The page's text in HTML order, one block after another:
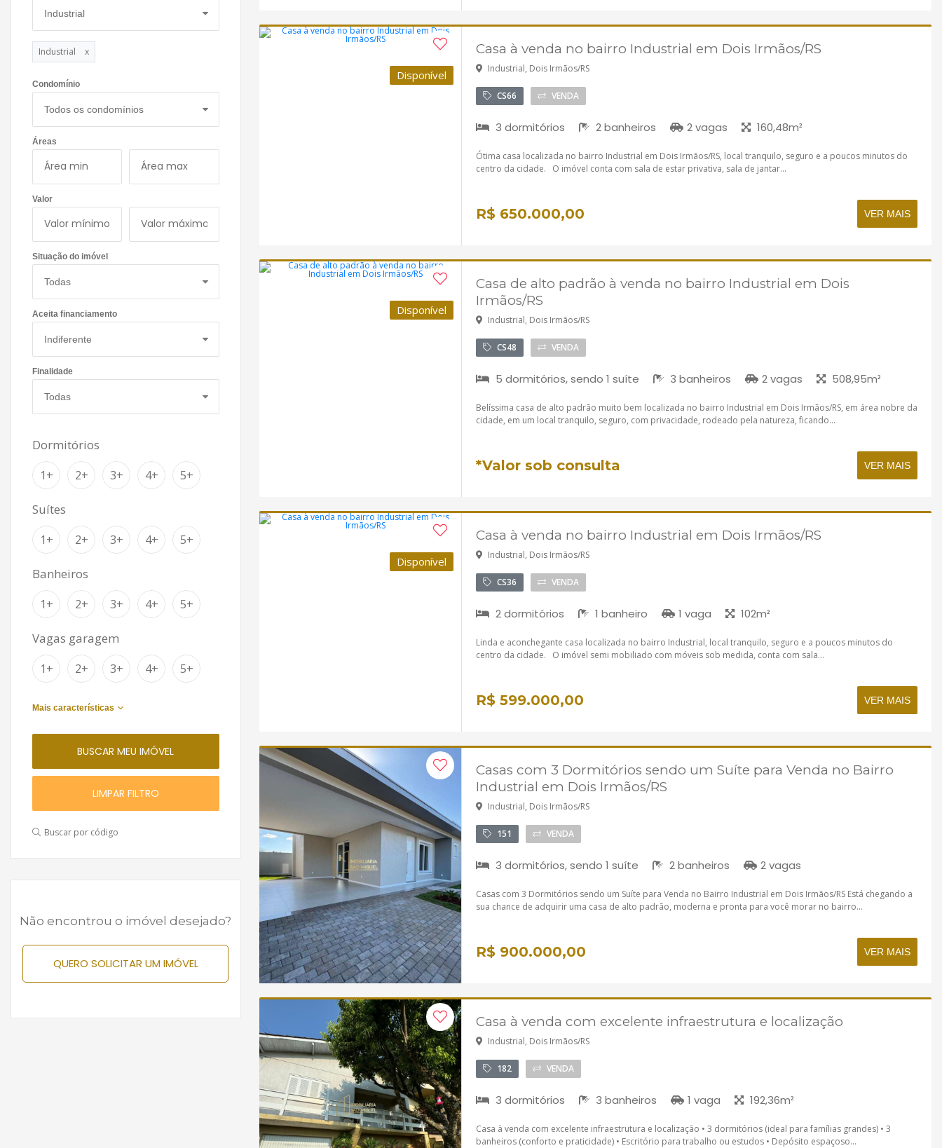
Industrial x
Condomínio
Áreas
Valor
Situação do imóvel
Aceita financiamento
Finalidade
Dormitórios
1+ 2+ 3+ 4+ 5+
Suítes
1+ 2+ 3+ 4+ 5+
Banheiros
1+ 2+ 3+ 4+ 5+
Vagas garagem
1+ 2+ 3+ 4+ 5+
Mais características
LIMPAR FILTRO
Buscar por código
Não encontrou o imóvel desejado?
QUERO SOLICITAR UM IMÓVEL
Disponível
Casa à venda no bairro Industrial em Dois Irmãos/RS
Industrial, Dois Irmãos/RS
CS66 VENDA
3 dormitórios 2 banheiros 2 vagas 160,48m²
Ótima casa localizada no bairro Industrial em Dois Irmãos/RS, local tranquilo, seguro e a poucos minutos do
centro da cidade. O imóvel conta com sala de estar privativa, sala de jantar...
R$ 650.000,00 VER MAIS
Disponível
Casa de alto padrão à venda no bairro Industrial em Dois
Irmãos/RS
Industrial, Dois Irmãos/RS
CS48 VENDA
5 dormitórios, sendo 1 suíte 3 banheiros 2 vagas 508,95m²
Belíssima casa de alto padrão muito bem localizada no bairro Industrial em Dois Irmãos/RS, em área nobre da
cidade, em um local tranquilo, seguro, com privacidade, rodeado pela natureza, ficando...
*Valor sob consulta VER MAIS
Disponível
Casa à venda no bairro Industrial em Dois Irmãos/RS
Industrial, Dois Irmãos/RS
CS36 VENDA
2 dormitórios 1 banheiro 1 vaga 102m²
Linda e aconchegante casa localizada no bairro Industrial, local tranquilo, seguro e a poucos minutos do
centro da cidade. O imóvel semi mobiliado com móveis sob medida, conta com sala...
R$ 599.000,00 VER MAIS
Casas com 3 Dormitórios sendo um Suíte para Venda no Bairro
Industrial em Dois Irmãos/RS
Industrial, Dois Irmãos/RS
151 VENDA
3 dormitórios, sendo 1 suíte 2 banheiros 2 vagas
Casas com 3 Dormitórios sendo um Suíte para Venda no Bairro Industrial em Dois Irmãos/RS Está chegando a
sua chance de adquirir uma casa de alto padrão, moderna e pronta para você morar no bairro...
R$ 900.000,00 VER MAIS
Casa à venda com excelente infraestrutura e localização
Industrial, Dois Irmãos/RS
182 VENDA
3 dormitórios 3 banheiros 1 vaga 192,36m²
Casa à venda com excelente infraestrutura e localização • 3 dormitórios (ideal para famílias grandes) • 3
banheiros (conforto e praticidade) • Escritório para trabalho ou estudos • Depósito espaçoso...